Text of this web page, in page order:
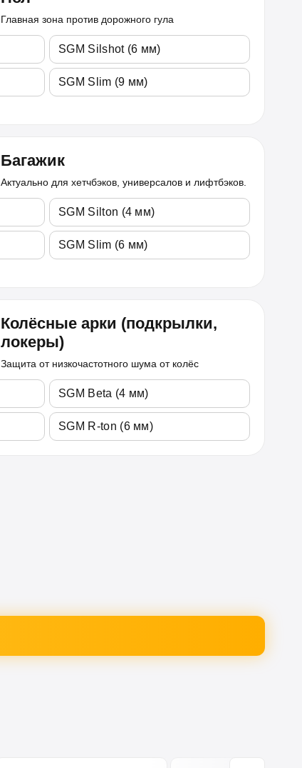
Главная зона против дорожного гула
SGM Silshot (6 мм)
SGM Slim (9 мм)
Багажик
Актуально для хетчбэков, универсалов и лифтбэков.
SGM Silton (4 мм)
SGM Slim (6 мм)
Колёсные арки (подкрылки,
локеры)
Защита от низкочастотного шума от колёс
SGM Beta (4 мм)
SGM R-ton (6 мм)